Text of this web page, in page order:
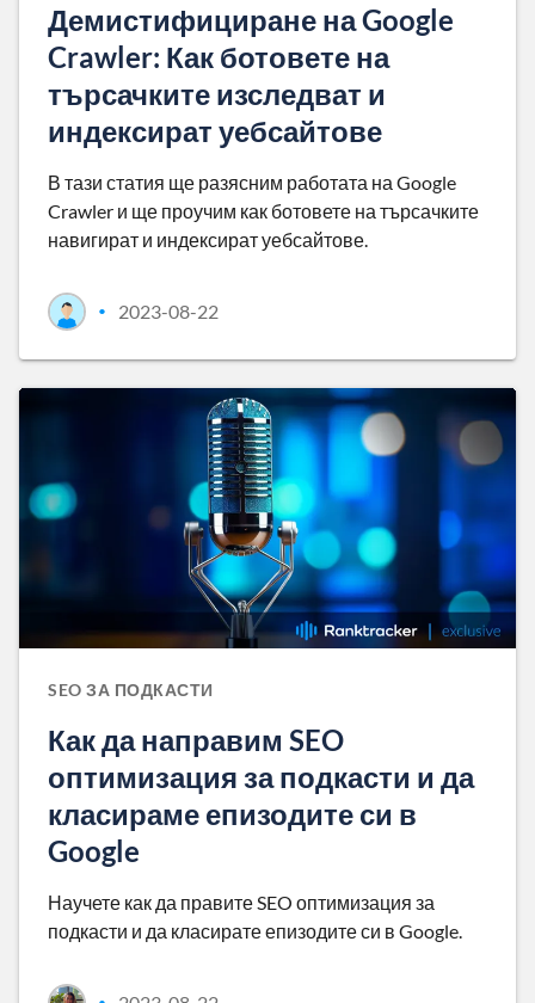
Демистифициране на Google
Crawler: Как ботовете на
търсачките изследват и
индексират уебсайтове
В тази статия ще разясним работата на Google
Crawler и ще проучим как ботовете на търсачките
навигират и индексират уебсайтове.
• 2023-08-22
SEO ЗА ПОДКАСТИ
Как да направим SEO
оптимизация за подкасти и да
класираме епизодите си в
Google
Научете как да правите SEO оптимизация за
подкасти и да класирате епизодите си в Google.